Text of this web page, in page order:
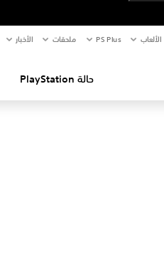
الألعاب PS Plus ملحقات الأخبار
حالة PlayStation